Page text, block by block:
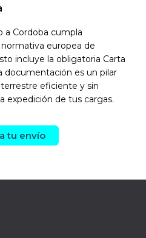
a Cordoba cumpla
europea de
incluye la obligatoria Carta
documentación es un pilar
eficiente y sin
expedición de tus cargas.
tu envío